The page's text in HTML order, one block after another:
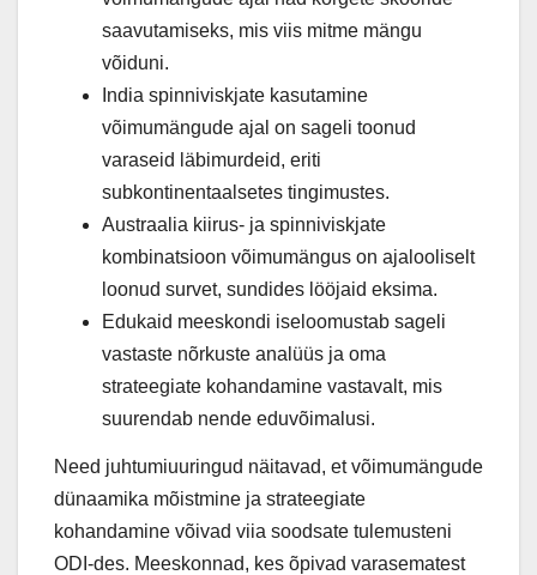
saavutamiseks, mis viis mitme mängu
võiduni.
India spinniviskjate kasutamine
võimumängude ajal on sageli toonud
varaseid läbimurdeid, eriti
subkontinentaalsetes tingimustes.
Austraalia kiirus- ja spinniviskjate
kombinatsioon võimumängus on ajalooliselt
loonud survet, sundides lööjaid eksima.
Edukaid meeskondi iseloomustab sageli
vastaste nõrkuste analüüs ja oma
strateegiate kohandamine vastavalt, mis
suurendab nende eduvõimalusi.
Need juhtumiuuringud näitavad, et võimumängude
dünaamika mõistmine ja strateegiate
kohandamine võivad viia soodsate tulemusteni
ODI-des. Meeskonnad, kes õpivad varasematest